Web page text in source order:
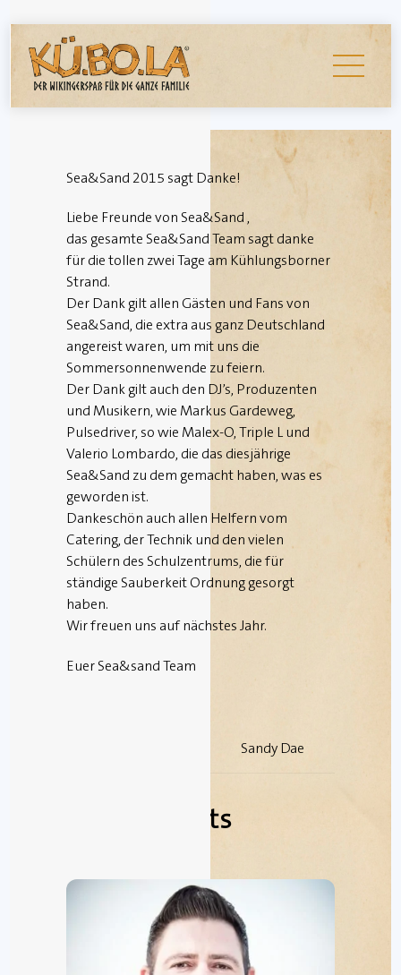
content
Menu
Sea&Sand 2015 sagt Danke!
Liebe Freunde von Sea&Sand ,
das gesamte Sea&Sand Team sagt danke
für die tollen zwei Tage am Kühlungsborner
Strand.
Der Dank gilt allen Gästen und Fans von
Sea&Sand, die extra aus ganz Deutschland
angereist waren, um mit uns die
Sommersonnenwende zu feiern.
Der Dank gilt auch den DJ’s, Produzenten
und Musikern, wie Markus Gardeweg,
Pulsedriver, so wie Malex-O, Triple L und
Valerio Lombardo, die das diesjährige
Sea&Sand zu dem gemacht haben, was es
geworden ist.
Dankeschön auch allen Helfern vom
Catering, der Technik und den vielen
Schülern des Schulzentrums, die für
ständige Sauberkeit Ordnung gesorgt
haben.
Wir freuen uns auf nächstes Jahr.
Euer Sea&sand Team
Sandy Dae
Related Posts